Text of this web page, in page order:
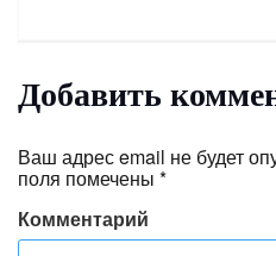
Добавить
Ваш адрес email не будет
поля помечены *
Комментарий